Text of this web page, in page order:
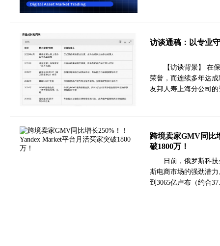
访谈通稿：以专业
【访谈背景】 在
荣誉，而连续多年达
友邦人寿上海分公司
跨境卖家GMV同比
破1800万！
日前，俄罗斯科
斯电商市场的强劲潜力
到3065亿卢布（约合